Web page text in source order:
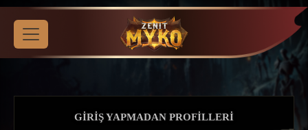
GIRIŞ YAPMADAN PROFILLERI